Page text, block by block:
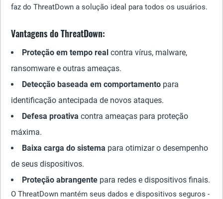
faz do ThreatDown a solução ideal para todos os usuários.
Vantagens do ThreatDown:
Proteção em tempo real contra vírus, malware,
ransomware e outras ameaças.
Detecção baseada em comportamento para
identificação antecipada de novos ataques.
Defesa proativa contra ameaças para proteção
máxima.
Baixa carga do sistema para otimizar o desempenho
de seus dispositivos.
Proteção abrangente para redes e dispositivos finais.
O ThreatDown mantém seus dados e dispositivos seguros -